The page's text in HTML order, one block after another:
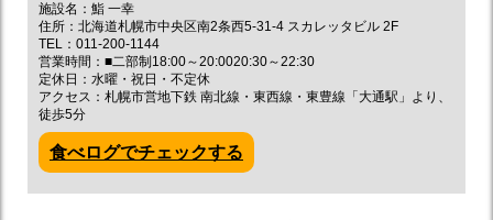
施設名：鮨 一幸
住所：北海道札幌市中央区南2条西5-31-4 スカレッタビル 2F
TEL：011-200-1144
営業時間：■二部制18:00～20:0020:30～22:30
定休日：水曜・祝日・不定休
アクセス：札幌市営地下鉄 南北線・東西線・東豊線「大通駅」より、
徒歩5分
食べログでチェックする